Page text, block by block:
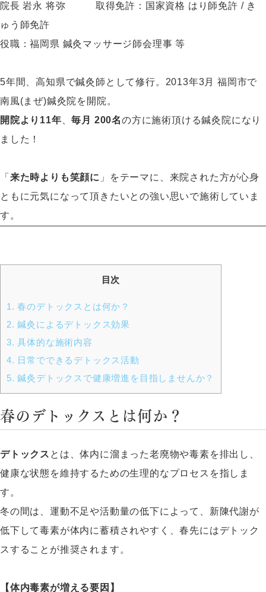
院長 岩永 将弥 取得免許：国家資格 はり師免許 / き
ゅう師免許
役職：福岡県 鍼灸マッサージ師会理事 等
5年間、高知県で鍼灸師として修行。2013年3月 福岡市で
南風(まぜ)鍼灸院を開院。
開院より11年 、毎月 200名の方に施術頂ける鍼灸院になり
ました！
「 来た時よりも笑顔に 」をテーマに、来院された方が心身
ともに元気になって頂きたいとの強い思いで施術していま
す。
目次
1. 春のデトックスとは何か？
2. 鍼灸によるデトックス効果
3. 具体的な施術内容
4. 日常でできるデトックス活動
5. 鍼灸デトックスで健康増進を目指しませんか？
春のデトックスとは何か？
デトックス とは、体内に溜まった老廃物や毒素を排出し、
健康な状態を維持するための生理的なプロセスを指しま
す。
冬の間は、運動不足や活動量の低下によって、新陳代謝が
低下して毒素が体内に蓄積されやすく、春先にはデトック
スすることが推奨されます。
【体内毒素が増える要因】